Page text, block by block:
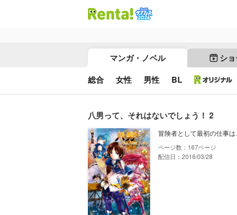
マンガ・ノベル シ
総合 女性 男性 BL
八男って、それはないでしょう！ 2
冒険者として最初の仕事
167
配信日：2016/03/28